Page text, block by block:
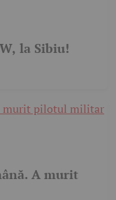
la Sibiu!
A murit